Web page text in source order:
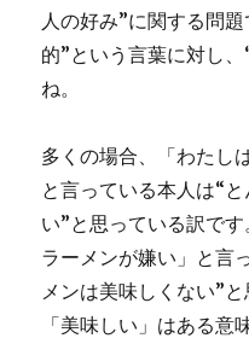
人の好み”に関する問
的”という言葉に対し
ね。
多くの場合、「わたし
と言っている本人は“
い”と思っている訳で
ラーメンが嫌い」と言
メンは美味しくない”
「美味しい」はある意